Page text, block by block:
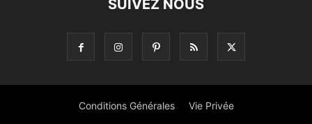
SUIVEZ NOUS
Conditions Générales Vie Privée